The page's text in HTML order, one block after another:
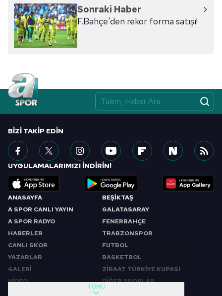
Sonraki Haber
F.Bahçe'den rekor forma satışı!
ANASAYFA
A SPOR CANLI YAYIN
A SPOR RADYO
HABERLER
CANLI SKOR
YAZARLAR
GALERİ
VİDEO
BEŞİKTAŞ
GALATASARAY
FENERBAHÇE
TRABZONSPOR
FUTBOL
BASKETBOL
ZİRAAT TÜRKİYE KUPASI
DİĞER SPORLAR
TÜMÜ
BIZI TAKIP EDIN
UYGULAMALARIMIZI İNDİRİN!